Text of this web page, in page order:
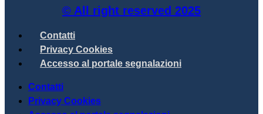
© All right reserved 2025
Contatti
Privacy Cookies
Accesso al portale segnalazioni
Contatti
Privacy Cookies